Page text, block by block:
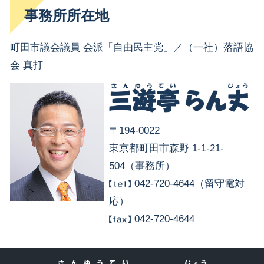
事務所所在地
町田市議会議員 会派「自由民主党」／（一社）落語協
会 真打
〒194-0022
東京都町田市森野 1-1-21-
504（事務所）
042-720-4644（留守電対
応）
042-720-4644